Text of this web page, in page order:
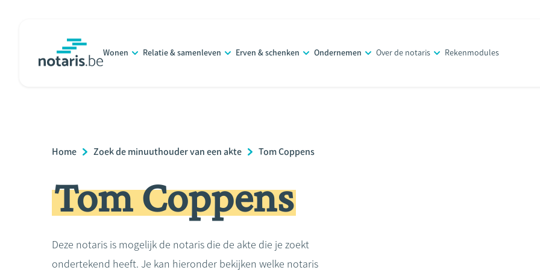
Wonen Relatie & samenleven Erven & schenken Ondernemen Over de notaris Rekenmodules
Breadcrumb
Home Zoek de minuuthouder van een akte Tom Coppens
Tom Coppens
Deze notaris is mogelijk de notaris die de akte die je zoekt
ondertekend heeft. Je kan hieronder bekijken welke notaris